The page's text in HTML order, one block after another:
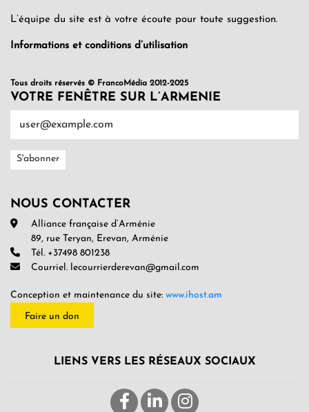
L’équipe du site est à votre écoute pour toute suggestion.
Informations et conditions d’utilisation
Tous droits réservés © FrancoMédia 2012-2025
VOTRE FENÊTRE SUR L’ARMENIE
NOUS CONTACTER
Alliance française d’Arménie
89, rue Teryan, Erevan, Arménie
Tél. +37498 801238
Courriel. lecourrierderevan@gmail.com
Conception et maintenance du site: www.ihost.am
Faire un don
LIENS VERS LES RÉSEAUX SOCIAUX